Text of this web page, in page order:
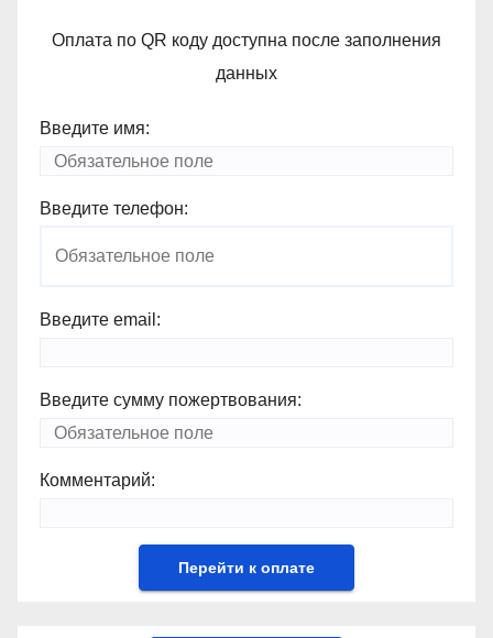
Оплата по QR коду доступна после заполнения
данных
Введите имя:
Введите телефон:
Введите email:
Введите сумму пожертвования:
Комментарий: